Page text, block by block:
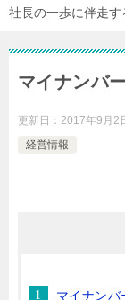
社長の一歩に伴走す
マイナンバ
更新日： 2017年9月2
経営情報
マイナンバ